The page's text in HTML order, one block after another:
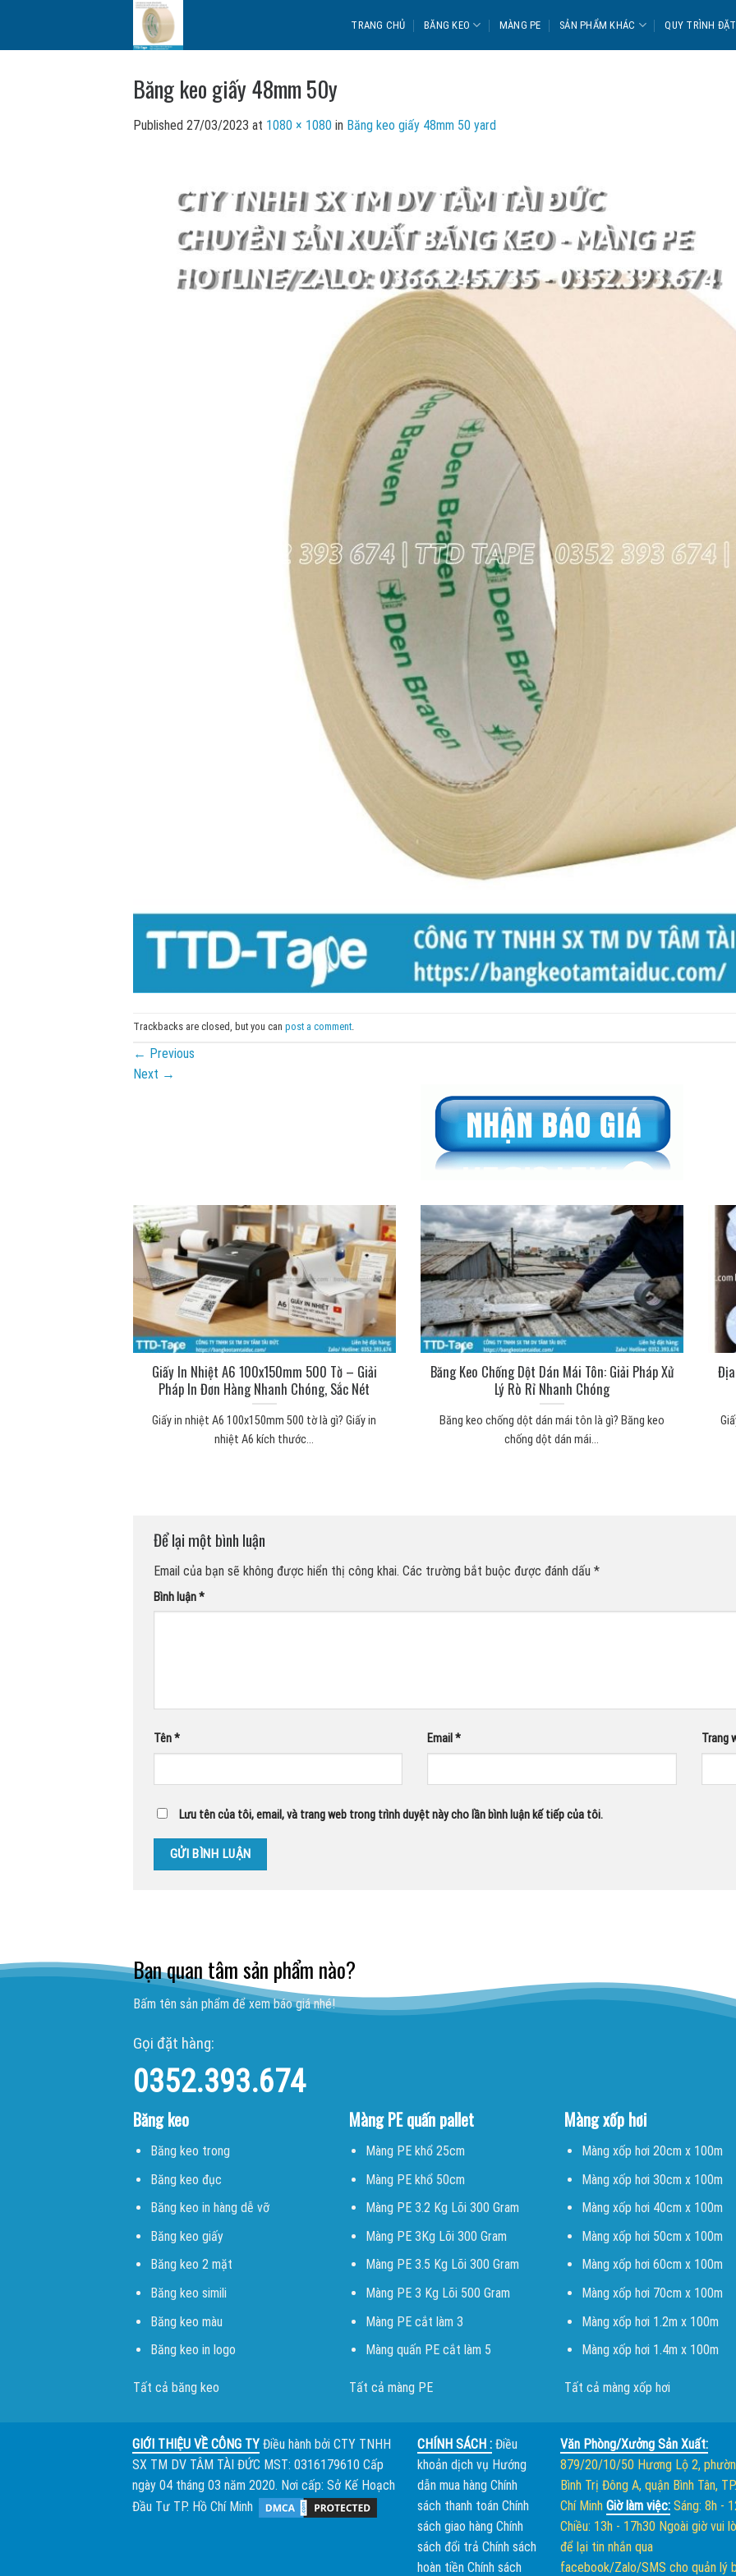
content
TRANG CHỦ BĂNG KEO MÀNG PE SẢN PHẨM KHÁC QUY TRÌNH
Băng keo giấy 48mm 50y
Published 27/03/2023 at 1080 × 1080 in Băng keo giấy 48mm 50 yard
Trackbacks are closed, but you can post a comment
← Previous
Next →
Giấy In Nhiệt A6 100x150mm 500 Tờ – Giải
Pháp In Đơn Hàng Nhanh Chóng, Sắc Nét
Giấy in nhiệt A6 100x150mm 500 tờ là gì? Giấy in
nhiệt A6 kích thước...
Băng Keo Chống Dột Dán Mái Tôn: Giải Pháp Xử
Lý Rò Rỉ Nhanh Chóng
Băng keo chống dột dán mái tôn là gì? Băng keo
chống dột dán mái...
Để lại một bình luận
Email của bạn sẽ không được hiển thị công khai. Các trường bắt buộc được đánh dấu *
Bình luận*
Tên* Email* Trang
Lưu tên của tôi, email, và trang web trong trình duyệt này cho lần bình luận kế tiếp của tôi.
Bạn quan tâm sản phẩm nào?
Bấm tên sản phẩm để xem báo giá nhé!
Gọi đặt hàng:
0352.393.674
Băng keo
Băng keo trong
Băng keo đục
Băng keo in hàng dễ vỡ
Băng keo giấy
Băng keo 2 mặt
Băng keo simili
Băng keo màu
Băng keo in logo
Tất cả băng keo
Màng PE quấn pallet
Màng PE khổ 25cm
Màng PE khổ 50cm
Màng PE 3.2 Kg Lõi 300 Gram
Màng PE 3Kg Lõi 300 Gram
Màng PE 3.5 Kg Lõi 300 Gram
Màng PE 3 Kg Lõi 500 Gram
Màng PE cắt làm 3
Màng quấn PE cắt làm 5
Tất cả màng PE
Màng xốp hơi
Màng xốp hơi 20cm x 100m
Màng xốp hơi 30cm x 100m
Màng xốp hơi 40cm x 100m
Màng xốp hơi 50cm x 100m
Màng xốp hơi 60cm x 100m
Màng xốp hơi 70cm x 100m
Màng xốp hơi 1.2m x 100m
Màng xốp hơi 1.4m x 100m
Tất cả màng xốp hơi
GIỚI THIỆU VỀ CÔNG TYĐiều hành bởi CTY TNHH
SX TM DV TÂM TÀI ĐỨC MST: 0316179610 Cấp
ngày 04 tháng 03 năm 2020. Nơi cấp: Sở Kế Hoạch
Đầu Tư TP. Hồ Chí Minh
CHÍNH SÁCH : Điều
khoản dịch vụ Hướng
dẫn mua hàng Chính
sách thanh toán Chính
sách giao hàng Chính
sách đổi trả Chính sách
hoàn tiền Chính sách
Văn Phòng/Xưởng Sản Xuất:
879/20/10/50 Hương Lộ 2,
Bình Trị Đông A, quận Bình Tân,
Chí Minh Giờ làm việc: Sáng: 8h -
Chiều: 13h - 17h30 Ngoài giờ vui
để lại tin nhắn qua
facebook/Zalo/SMS cho quản lý